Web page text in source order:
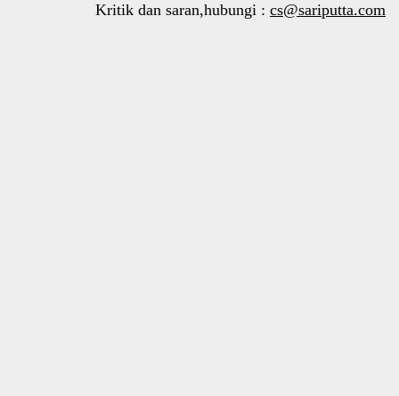
Kritik dan saran,hubungi : cs@sariputta.com